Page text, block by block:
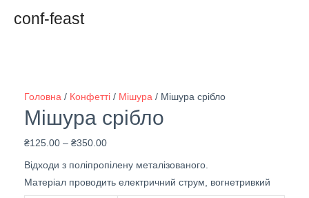
conf-feast
Головна / Конфетті/ Мішура / Мішура срібло
Мішура срібло
₴125.00– ₴350.00
Відходи з поліпропілену металізованого.
Матеріал проводить електричний струм, вогнетривкий